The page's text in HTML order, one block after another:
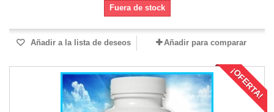
Fuera de stock
Añadir a la lista de deseos Añadir para comparar
¡OFERTA!